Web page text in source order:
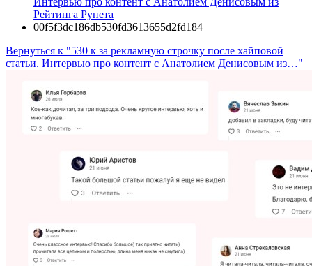
Рейтинга Рунета
00f5f3dc186db530fd3613655d2fd184
Вернуться к "530 к за рекламную строчку после хайповой
статьи. Интервью про контент с Анатолием Денисовым из…"